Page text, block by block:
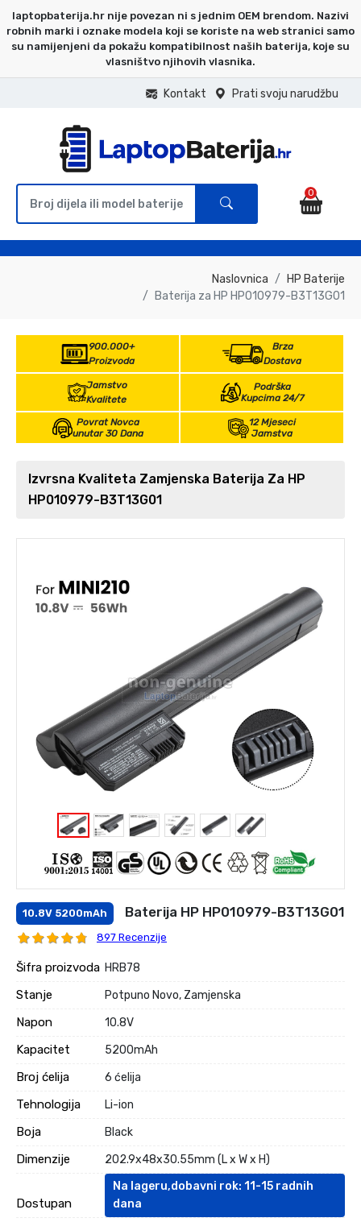
laptopbaterija.hr nije povezan ni s jednim OEM brendom. Nazivi
robnih marki i oznake modela koji se koriste na web stranici samo
su namijenjeni da pokažu kompatibilnost naših baterija, koje su
vlasništvo njihovih vlasnika.
Prati svoju narudžbu
Kontakt
0
Naslovnica
HP Baterije
Baterija za HP HP010979-B3T13G01
900.000+
Proizvoda
Brza
Dostava
Jamstvo
Kvalitete
Podrška
Kupcima 24/7
Povrat Novca
unutar 30 Dana
12 Mjeseci
Jamstva
Izvrsna Kvaliteta Zamjenska Baterija Za HP
HP010979-B3T13G01
10.8V 5200mAh Baterija HP HP010979-B3T13G01
897 Recenzije
Šifra proizvoda HRB78
Stanje Potpuno Novo, Zamjenska
Napon 10.8V
Kapacitet 5200mAh
Broj ćelija 6 ćelija
Tehnologija Li-ion
Boja Black
Dimenzije 202.9x48x30.55mm (L x W x H)
Dostupan
Na lageru,dobavni rok: 11-15 radnih
dana